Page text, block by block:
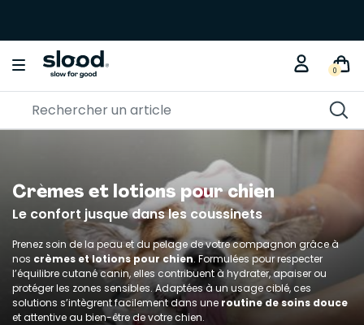
0
Crèmes et lotions pour chien
Le confort jusque dans les coussinets
Prenez soin de la peau et du pelage de votre compagnon grâce à
nos crèmes et lotions pour chien. Formulées pour respecter
l’équilibre cutané canin, elles contribuent à hydrater, apaiser ou
protéger les zones sensibles. Adaptées à un usage ciblé, ces
solutions s’intègrent facilement dans une routine de soins douce
et attentive au bien-être de votre chien.